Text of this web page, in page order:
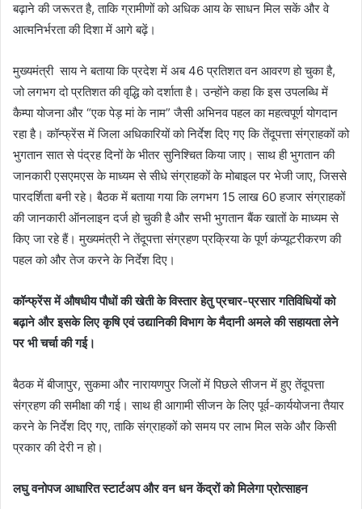
बढ़ाने की जरूरत है, ताकि ग्रामीणों को अधिक आय के साधन मिल सकें और वे
आत्मनिर्भरता की दिशा में आगे बढ़ें।
मुख्यमंत्री साय ने बताया कि प्रदेश में अब 46 प्रतिशत वन आवरण हो चुका है,
जो लगभग दो प्रतिशत की वृद्धि को दर्शाता है। उन्होंने कहा कि इस उपलब्धि में
कैम्पा योजना और “एक पेड़ मां के नाम” जैसी अभिनव पहल का महत्वपूर्ण योगदान
रहा है। कॉन्फ्रेंस में जिला अधिकारियों को निर्देश दिए गए कि तेंदूपत्ता संग्राहकों को
भुगतान सात से पंद्रह दिनों के भीतर सुनिश्चित किया जाए। साथ ही भुगतान की
जानकारी एसएमएस के माध्यम से सीधे संग्राहकों के मोबाइल पर भेजी जाए, जिससे
पारदर्शिता बनी रहे। बैठक में बताया गया कि लगभग 15 लाख 60 हजार संग्राहकों
की जानकारी ऑनलाइन दर्ज हो चुकी है और सभी भुगतान बैंक खातों के माध्यम से
किए जा रहे हैं। मुख्यमंत्री ने तेंदूपत्ता संग्रहण प्रक्रिया के पूर्ण कंप्यूटरीकरण की
पहल को और तेज करने के निर्देश दिए।
कॉन्फ्रेंस में औषधीय पौधों की खेती के विस्तार हेतु प्रचार-प्रसार गतिविधियों को
बढ़ाने और इसके लिए कृषि एवं उद्यानिकी विभाग के मैदानी अमले की सहायता लेने
पर भी चर्चा की गई।
बैठक में बीजापुर, सुकमा और नारायणपुर जिलों में पिछले सीजन में हुए तेंदूपत्ता
संग्रहण की समीक्षा की गई। साथ ही आगामी सीजन के लिए पूर्व-कार्ययोजना तैयार
करने के निर्देश दिए गए, ताकि संग्राहकों को समय पर लाभ मिल सके और किसी
प्रकार की देरी न हो।
लघु वनोपज आधारित स्टार्टअप और वन धन केंद्रों को मिलेगा प्रोत्साहन